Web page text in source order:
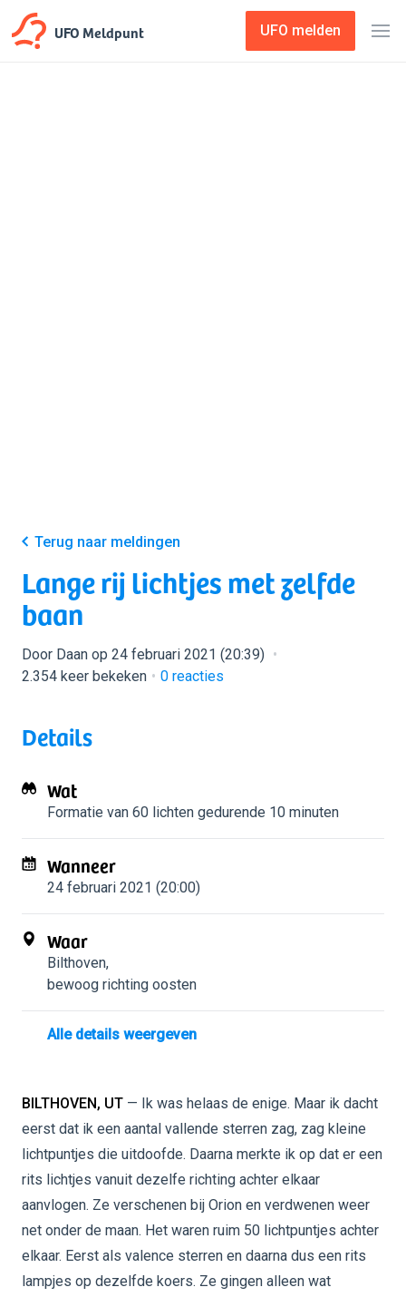
UFO Meldpunt UFO melden
Terug naar meldingen
Lange rij lichtjes met zelfde
baan
Door Daan op 24 februari 2021 (20:39)
2.354 keer bekeken
0 reacties
Details
Wat
Formatie van 60 lichten gedurende 10 minuten
Wanneer
24 februari 2021 (20:00)
Waar
Bilthoven,
bewoog richting oosten
Alle details weergeven
BILTHOVEN, UT — Ik was helaas de enige. Maar ik dacht
eerst dat ik een aantal vallende sterren zag, zag kleine
lichtpuntjes die uitdoofde. Daarna merkte ik op dat er een
rits lichtjes vanuit dezelfe richting achter elkaar
aanvlogen. Ze verschenen bij Orion en verdwenen weer
net onder de maan. Het waren ruim 50 lichtpuntjes achter
elkaar. Eerst als valence sterren en daarna dus een rits
lampjes op dezelfde koers. Ze gingen alleen wat